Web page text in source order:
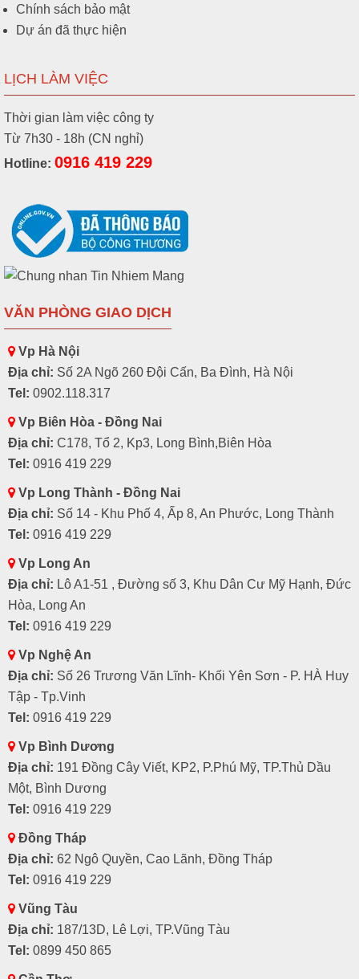
Chính sách bảo mật
Dự án đã thực hiện
LỊCH LÀM VIỆC
Thời gian làm việc công ty
Từ 7h30 - 18h (CN nghỉ)
Hotline: 0916 419 229
VĂN PHÒNG GIAO DỊCH
Vp Hà Nội
Địa chỉ: Số 2A Ngõ 260 Đội Cấn, Ba Đình, Hà Nội
Tel: 0902.118.317
Vp Biên Hòa - Đồng Nai
Địa chỉ: C178, Tổ 2, Kp3, Long Bình,Biên Hòa
Tel: 0916 419 229
Vp Long Thành - Đồng Nai
Địa chỉ: Số 14 - Khu Phố 4, Ấp 8, An Phước, Long Thành
Tel: 0916 419 229
Vp Long An
Địa chỉ: Lô A1-51 , Đường số 3, Khu Dân Cư Mỹ Hạnh, Đức
Hòa, Long An
Tel: 0916 419 229
Vp Nghệ An
Địa chỉ: Số 26 Trương Văn Lĩnh- Khối Yên Sơn - P. HÀ Huy
Tập - Tp.Vinh
Tel: 0916 419 229
Vp Bình Dương
Địa chỉ: 191 Đồng Cây Viết, KP2, P.Phú Mỹ, TP.Thủ Dầu
Một, Bình Dương
Tel: 0916 419 229
Đồng Tháp
Địa chỉ: 62 Ngô Quyền, Cao Lãnh, Đồng Tháp
Tel: 0916 419 229
Vũng Tàu
Địa chỉ: 187/13D, Lê Lợi, TP.Vũng Tàu
Tel: 0899 450 865